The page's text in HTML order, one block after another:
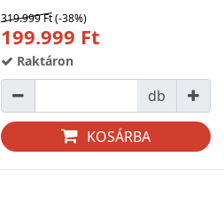
319.999 Ft(-38%)
199.999 Ft
Raktáron
db
KOSÁRBA